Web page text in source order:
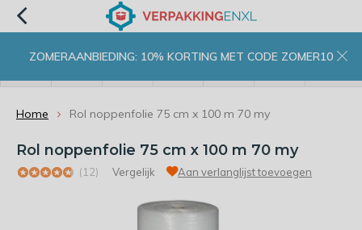
ZOMERAANBIEDING: 10% KORTING MET CODE ZOMER10
Home Rol noppenfolie 75 cm x 100 m 70 my
Rol noppenfolie 75 cm x 100 m 70 my
(12) Vergelijk Aan verlanglijst toevoegen